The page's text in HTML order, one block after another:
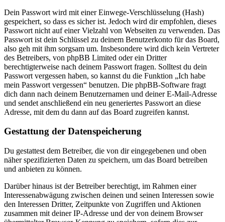
Dein Passwort wird mit einer Einwege-Verschlüsselung (Hash)
gespeichert, so dass es sicher ist. Jedoch wird dir empfohlen, dieses
Passwort nicht auf einer Vielzahl von Webseiten zu verwenden. Das
Passwort ist dein Schlüssel zu deinem Benutzerkonto für das Board,
also geh mit ihm sorgsam um. Insbesondere wird dich kein Vertreter
des Betreibers, von phpBB Limited oder ein Dritter
berechtigterweise nach deinem Passwort fragen. Solltest du dein
Passwort vergessen haben, so kannst du die Funktion „Ich habe
mein Passwort vergessen“ benutzen. Die phpBB-Software fragt
dich dann nach deinem Benutzernamen und deiner E-Mail-Adresse
und sendet anschließend ein neu generiertes Passwort an diese
Adresse, mit dem du dann auf das Board zugreifen kannst.
Gestattung der Datenspeicherung
Du gestattest dem Betreiber, die von dir eingegebenen und oben
näher spezifizierten Daten zu speichern, um das Board betreiben
und anbieten zu können.
Darüber hinaus ist der Betreiber berechtigt, im Rahmen einer
Interessenabwägung zwischen deinen und seinen Interessen sowie
den Interessen Dritter, Zeitpunkte von Zugriffen und Aktionen
zusammen mit deiner IP-Adresse und der von deinem Browser